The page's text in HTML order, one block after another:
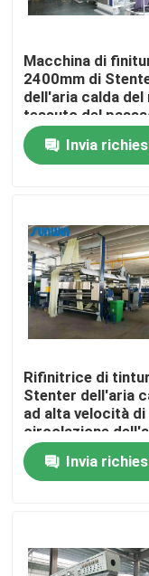
Casa
Chi siamo
Contatti
Prodotti
macchina dello
Macchina di
Macchina di
Asciugatrice del
Rifinitrice del
Macchina di
2400mm di
dell'aria calda del
tessuto del
per i tessuti del
lenzuoloInvia
Rifinitrice di
Stenter dell'aria
ad alta velocità di
circolazione
calda per le
Invia